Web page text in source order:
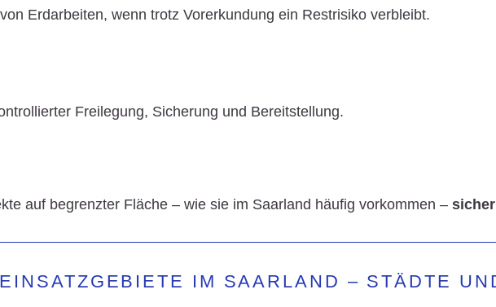
Erdarbeiten, wenn trotz Vorerkundung ein Restrisiko verbleibt.
Freilegung, Sicherung und Bereitstellung.
auf begrenzter Fläche – wie sie im Saarland häufig vorkommen –
EINSATZGEBIETE IM SAARLAND – STÄDTE